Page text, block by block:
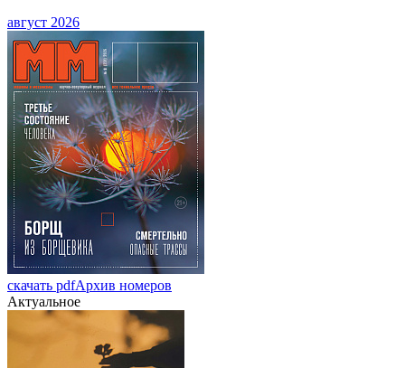
август 2026
скачать pdfАрхив номеров
Актуальное